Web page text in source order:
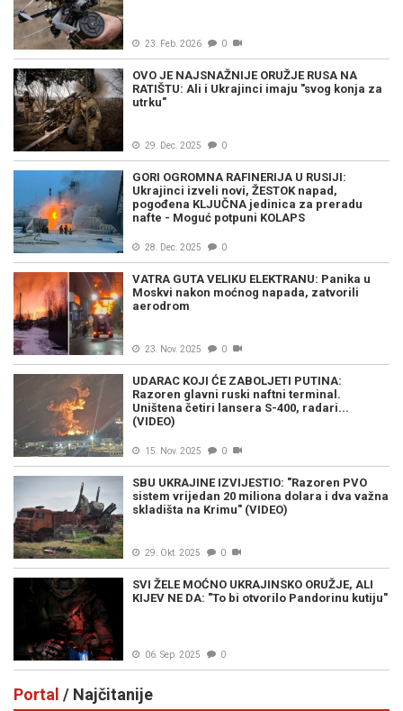
23. Feb. 2026 0
OVO JE NAJSNAŽNIJE ORUŽJE RUSA NA
RATIŠTU: Ali i Ukrajinci imaju "svog konja za
utrku"
29. Dec. 2025 0
GORI OGROMNA RAFINERIJA U RUSIJI:
Ukrajinci izveli novi, ŽESTOK napad,
pogođena KLJUČNA jedinica za preradu
nafte - Moguć potpuni KOLAPS
28. Dec. 2025 0
VATRA GUTA VELIKU ELEKTRANU: Panika u
Moskvi nakon moćnog napada, zatvorili
aerodrom
23. Nov. 2025 0
UDARAC KOJI ĆE ZABOLJETI PUTINA:
Razoren glavni ruski naftni terminal.
Uništena četiri lansera S-400, radari...
(VIDEO)
15. Nov. 2025 0
SBU UKRAJINE IZVIJESTIO: "Razoren PVO
sistem vrijedan 20 miliona dolara i dva važna
skladišta na Krimu" (VIDEO)
29. Okt. 2025 0
SVI ŽELE MOĆNO UKRAJINSKO ORUŽJE, ALI
KIJEV NE DA: "To bi otvorilo Pandorinu kutiju"
06. Sep. 2025 0
Portal / Najčitanije